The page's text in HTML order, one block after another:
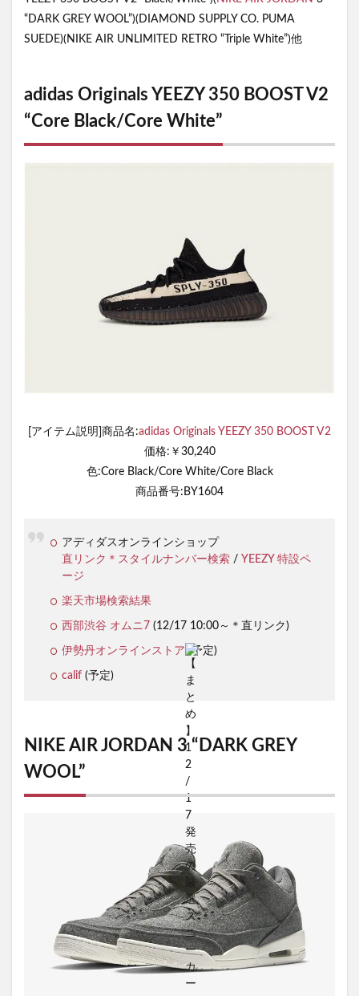
“DARK GREY WOOL”)(DIAMOND SUPPLY CO. PUMA
SUEDE)(NIKE AIR UNLIMITED RETRO “Triple White”)他
adidas Originals YEEZY 350 BOOST V2
“Core Black/Core White”
[アイテム説明]商品名:adidas Originals YEEZY 350 BOOST V2
価格:￥30,240
色:Core Black/Core White/Core Black
商品番号:BY1604
アディダスオンラインショップ
直リンク＊スタイルナンバー検索 / YEEZY 特設ペ
ージ
楽天市場検索結果
西部渋谷 オムニ7 (12/17 10:00～＊直リンク)
伊勢丹オンラインストア (予定)
calif (予定)
NIKE AIR JORDAN 3 “DARK GREY
WOOL”